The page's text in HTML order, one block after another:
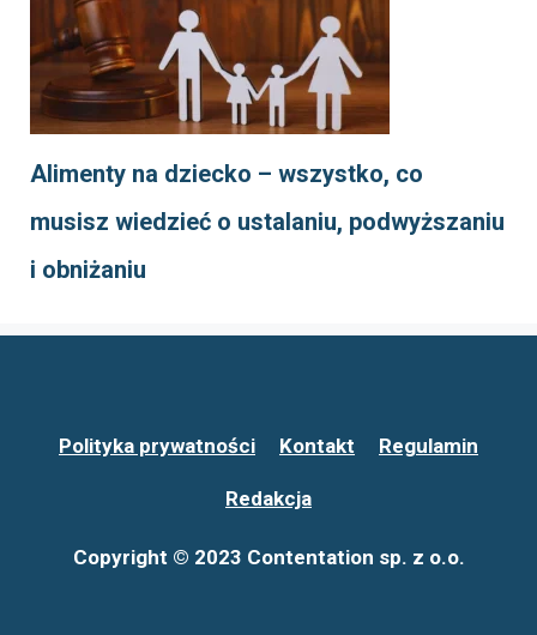
Alimenty na dziecko – wszystko, co
musisz wiedzieć o ustalaniu, podwyższaniu
i obniżaniu
Polityka prywatności Kontakt Regulamin
Redakcja
Copyright © 2023 Contentation sp. z o.o.